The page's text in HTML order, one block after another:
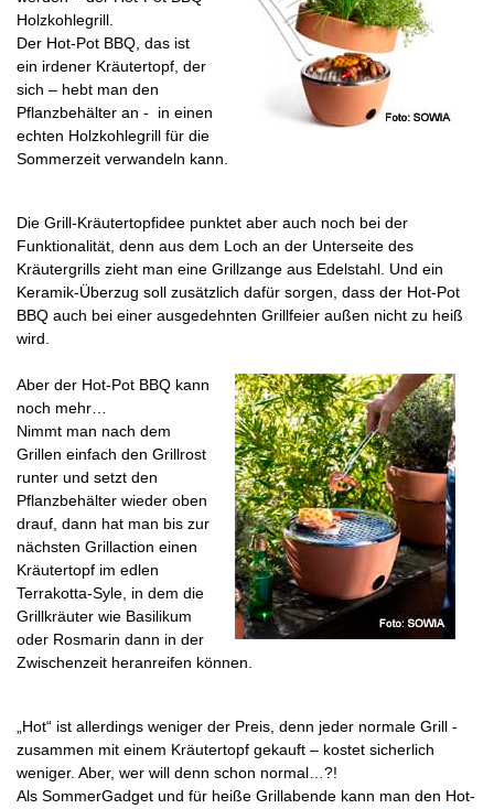
Holzkohlegrill.
Der Hot-Pot BBQ, das ist
ein irdener Kräutertopf, der
sich – hebt man den
Pflanzbehälter an - in einen
echten Holzkohlegrill für die
Sommerzeit verwandeln kann.
Die Grill-Kräutertopfidee punktet aber auch noch bei der
Funktionalität, denn aus dem Loch an der Unterseite des
Kräutergrills zieht man eine Grillzange aus Edelstahl. Und ein
Keramik-Überzug soll zusätzlich dafür sorgen, dass der Hot-Pot
BBQ auch bei einer ausgedehnten Grillfeier außen nicht zu heiß
wird.
Aber der Hot-Pot BBQ kann
noch mehr…
Nimmt man nach dem
Grillen einfach den Grillrost
runter und setzt den
Pflanzbehälter wieder oben
drauf, dann hat man bis zur
nächsten Grillaction einen
Kräutertopf im edlen
Terrakotta-Syle, in dem die
Grillkräuter wie Basilikum
oder Rosmarin dann in der
Zwischenzeit heranreifen können.
„Hot“ ist allerdings weniger der Preis, denn jeder normale Grill -
zusammen mit einem Kräutertopf gekauft – kostet sicherlich
weniger. Aber, wer will denn schon normal…?!
Als SommerGadget und für heiße Grillabende kann man den Hot-